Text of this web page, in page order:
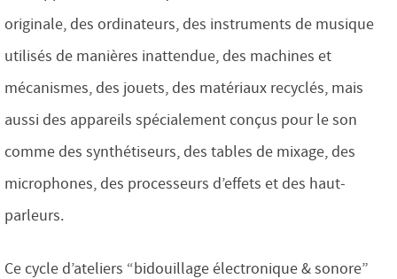
originale, des ordinateurs, des instruments de musique
utilisés de manières inattendue, des machines et
mécanismes, des jouets, des matériaux recyclés, mais
aussi des appareils spécialement conçus pour le son
comme des synthétiseurs, des tables de mixage, des
microphones, des processeurs d’effets et des haut-
parleurs.
Ce cycle d’ateliers “bidouillage électronique & sonore”